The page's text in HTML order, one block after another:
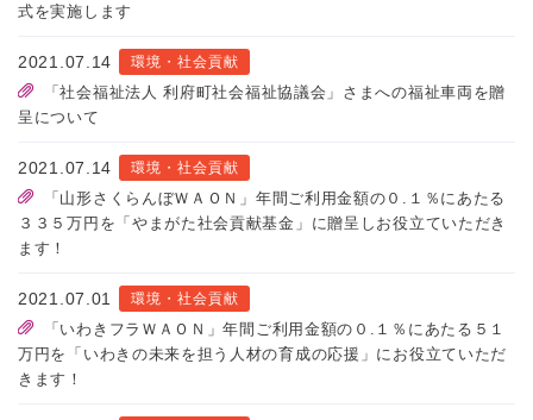
式を実施します
2021.07.14 環境・社会貢献
「社会福祉法人 利府町社会福祉協議会」さまへの福祉車両を贈
呈について
2021.07.14 環境・社会貢献
「山形さくらんぼＷＡＯＮ」年間ご利用金額の０.１％にあたる
３３５万円を「やまがた社会貢献基金」に贈呈しお役立ていただき
ます！
2021.07.01 環境・社会貢献
「いわきフラＷＡＯＮ」年間ご利用金額の０.１％にあたる５１
万円を「いわきの未来を担う人材の育成の応援」にお役立ていただ
きます！